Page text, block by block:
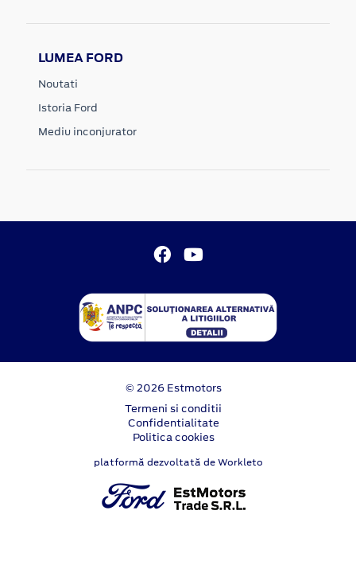
LUMEA FORD
Noutati
Istoria Ford
Mediu inconjurator
© 2026 Estmotors
Termeni si conditii
Confidentialitate
Politica cookies
platformă dezvoltată de Workleto